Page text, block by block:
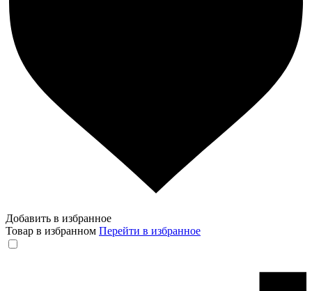
Добавить в избранное
Товар в избранном Перейти в избранное